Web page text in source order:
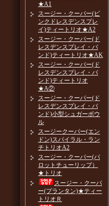
★A1
スージー・クーパー(ピ
ンクドレスデンスプレ
イ)ティートリオ★A2
スージー・クーパー(ド
レスデンスプレイ・バ
ンド)ティートリオ★AK
スージー・クーパー(ド
レスデンスプレイ・バ
ンド)ティートリオ
★A②
スージー・クーパー(ド
レスデンスプレイ・バ
ンド)小型シュガーボウ
ル
スージークーパー(エン
ドン)スパイラル・ラン
チトリオA2
スージー・クーパー(パ
ロットチューリップ）
★トリオ
スージー・クーパ
ー(プランタン)★ティー
トリオＲ